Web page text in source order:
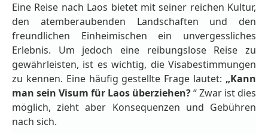
Eine Reise nach Laos bietet mit seiner reichen Kultur,
den atemberaubenden Landschaften und den
freundlichen Einheimischen ein unvergessliches
Erlebnis. Um jedoch eine reibungslose Reise zu
gewährleisten, ist es wichtig, die Visabestimmungen
zu kennen. Eine häufig gestellte Frage lautet: „Kann
man sein Visum für Laos überziehen?“ Zwar ist dies
möglich, zieht aber Konsequenzen und Gebühren
nach sich.